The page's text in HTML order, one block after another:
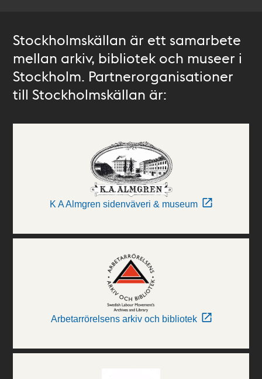
Stockholmskällan är ett samarbete
mellan arkiv, bibliotek och museer i
Stockholm. Partnerorganisationer
till Stockholmskällan är:
K A Almgren sidenväveri & museum
Arbetarrörelsens arkiv och bibliotek